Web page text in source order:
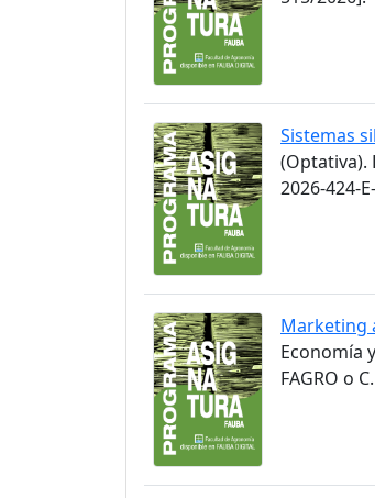
Sistemas
(Optativa).
2026-424-
Marketing
Economía
FAGRO o